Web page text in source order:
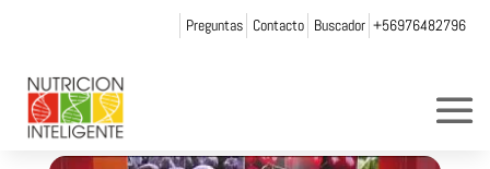
Preguntas Contacto Buscador +56976482796